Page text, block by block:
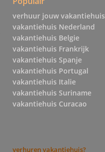
verhuur jouw vakantiehuis
vakantiehuis Nederland
vakantiehuis Belgie
vakantiehuis Frankrijk
vakantiehuis Spanje
vakantiehuis Portugal
vakantiehuis Italie
vakantiehuis Suriname
vakantiehuis Curacao
verhuren vakantiehuis?